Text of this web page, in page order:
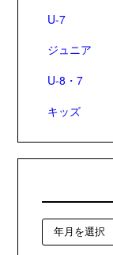
U-7
ジュニア
U-8・7
キッズ